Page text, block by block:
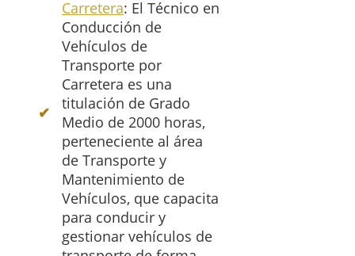
Carretera: El Técnico en
Conducción de
Vehículos de
Transporte por
Carretera es una
titulación de Grado
Medio de 2000 horas,
perteneciente al área
de Transporte y
Mantenimiento de
Vehículos, que capacita
para conducir y
gestionar vehículos de